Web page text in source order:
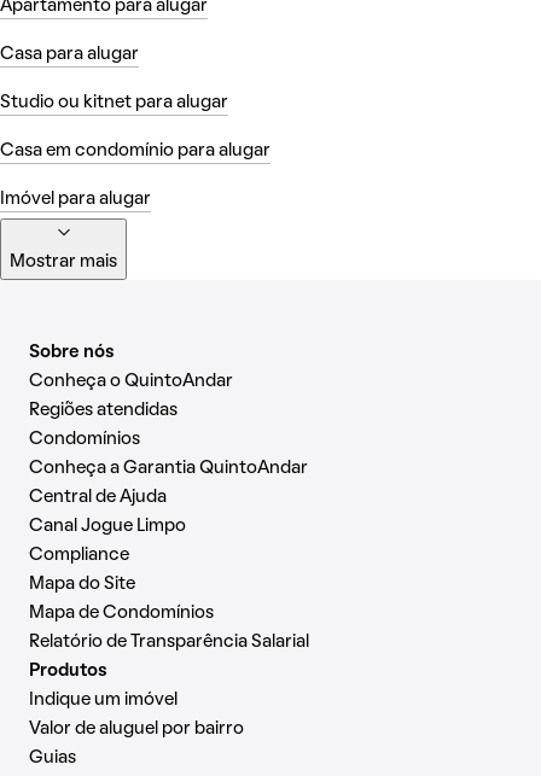
Apartamento para alugar
Casa para alugar
Studio ou kitnet para alugar
Casa em condomínio para alugar
Imóvel para alugar
Mostrar mais
Sobre nós
Conheça o QuintoAndar
Regiões atendidas
Condomínios
Conheça a Garantia QuintoAndar
Central de Ajuda
Canal Jogue Limpo
Compliance
Mapa do Site
Mapa de Condomínios
Relatório de Transparência Salarial
Produtos
Indique um imóvel
Valor de aluguel por bairro
Guias